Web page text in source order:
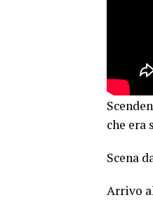
che era
Scena
Arrivo